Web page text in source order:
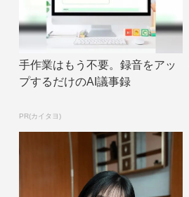
手作業はもう不要。録音をアッ
プするだけのAI議事録
PR(カイタヨ)